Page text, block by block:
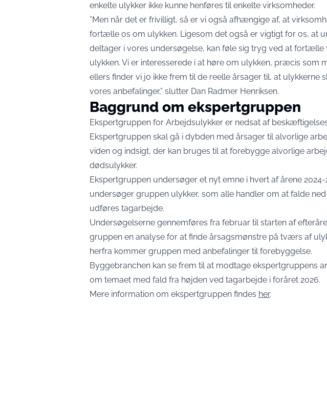
enkelte ulykker ikke kunne henføres til enkelte virksomheder.
”Men når det er frivilligt, så er vi også afhængige af, at
fortælle os om ulykken. Ligesom det også er vigtigt for os, at
deltager i vores undersøgelse, kan føle sig tryg ved at
ulykken. Vi er interesserede i at høre om ulykken, præcis som
ellers finder vi jo ikke frem til de reelle årsager til, at ulykkerne
vores anbefalinger,” slutter Dan Radmer Henriksen.
Baggrund om ekspertgruppen
Ekspertgruppen for Arbejdsulykker er nedsat af
Ekspertgruppen skal gå i dybden med årsager til alvorlige
viden og indsigt, der kan bruges til at forebygge alvorlige
dødsulykker.
Ekspertgruppen undersøger et nyt emne i hvert af årene 2024-
undersøger gruppen ulykker, som alle handler om at falde
udføres tagarbejde.
Undersøgelserne gennemføres fra februar til starten af
gruppen en analyse for at finde årsagsmønstre på tværs af
herfra kommer gruppen med anbefalinger til forebyggelse.
Byggebranchen kan se frem til at modtage ekspertgruppens
om temaet med fald fra højden ved tagarbejde i foråret 2026.
Mere information om ekspertgruppen findes her.